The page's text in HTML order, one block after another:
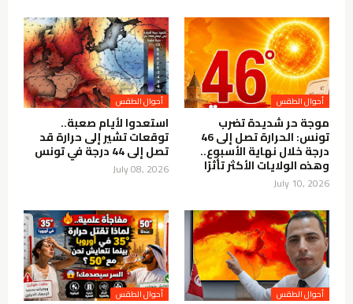
أحوال الطقس
موجة حر شديدة تضرب
تونس: الحرارة تصل إلى 46
درجة خلال نهاية الأسبوع..
وهذه الولايات الأكثر تأثرًا
July 10, 2026
أحوال الطقس
استعدوا لأيام صعبة..
توقعات تشير إلى حرارة قد
تصل إلى 44 درجة في تونس
July 08, 2026
أحوال الطقس أحوال الطقس